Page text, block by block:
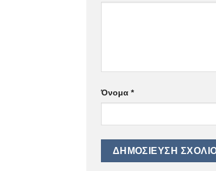
Όνομα *